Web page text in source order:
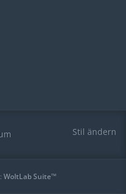
Stil ändern
WoltLab Suite™